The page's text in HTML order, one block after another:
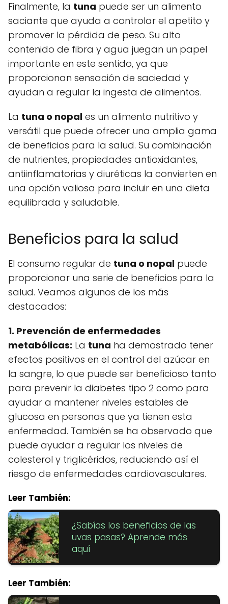
Finalmente, la tuna puede ser un alimento
saciante que ayuda a controlar el apetito y
promover la pérdida de peso. Su alto
contenido de fibra y agua juegan un papel
importante en este sentido, ya que
proporcionan sensación de saciedad y
ayudan a regular la ingesta de alimentos.
La tuna o nopal es un alimento nutritivo y
versátil que puede ofrecer una amplia gama
de beneficios para la salud. Su combinación
de nutrientes, propiedades antioxidantes,
antiinflamatorias y diuréticas la convierten en
una opción valiosa para incluir en una dieta
equilibrada y saludable.
Beneficios para la salud
El consumo regular de tuna o nopal puede
proporcionar una serie de beneficios para la
salud. Veamos algunos de los más
destacados:
1. Prevención de enfermedades
metabólicas: La tuna ha demostrado tener
efectos positivos en el control del azúcar en
la sangre, lo que puede ser beneficioso tanto
para prevenir la diabetes tipo 2 como para
ayudar a mantener niveles estables de
glucosa en personas que ya tienen esta
enfermedad. También se ha observado que
puede ayudar a regular los niveles de
colesterol y triglicéridos, reduciendo así el
riesgo de enfermedades cardiovasculares.
Leer También:
¿Sabías los beneficios de las
uvas pasas? Aprende más
aquí
Leer También: